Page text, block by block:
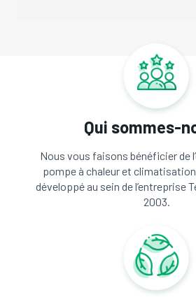
Qui sommes-
Nous vous faisons bénéficier de
pompe à chaleur et
développé au sein de l’entreprise
2003.